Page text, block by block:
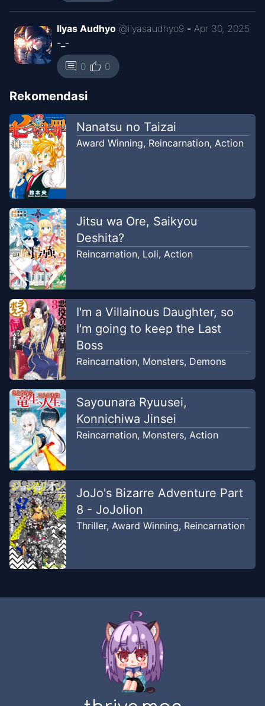
Ilyas Audhyo @ilyasaudhyo9 - Apr 30, 2025
-_-
comment 0 thumb_up 0
Rekomendasi
Nanatsu no Taizai
Award Winning, Reincarnation, Action
Jitsu wa Ore, Saikyou
Deshita?
Reincarnation, Loli, Action
I'm a Villainous Daughter, so
I'm going to keep the Last
Boss
Reincarnation, Monsters, Demons
Sayounara Ryuusei,
Konnichiwa Jinsei
Reincarnation, Monsters, Action
JoJo's Bizarre Adventure Part
8 - JoJolion
Thriller, Award Winning, Reincarnation